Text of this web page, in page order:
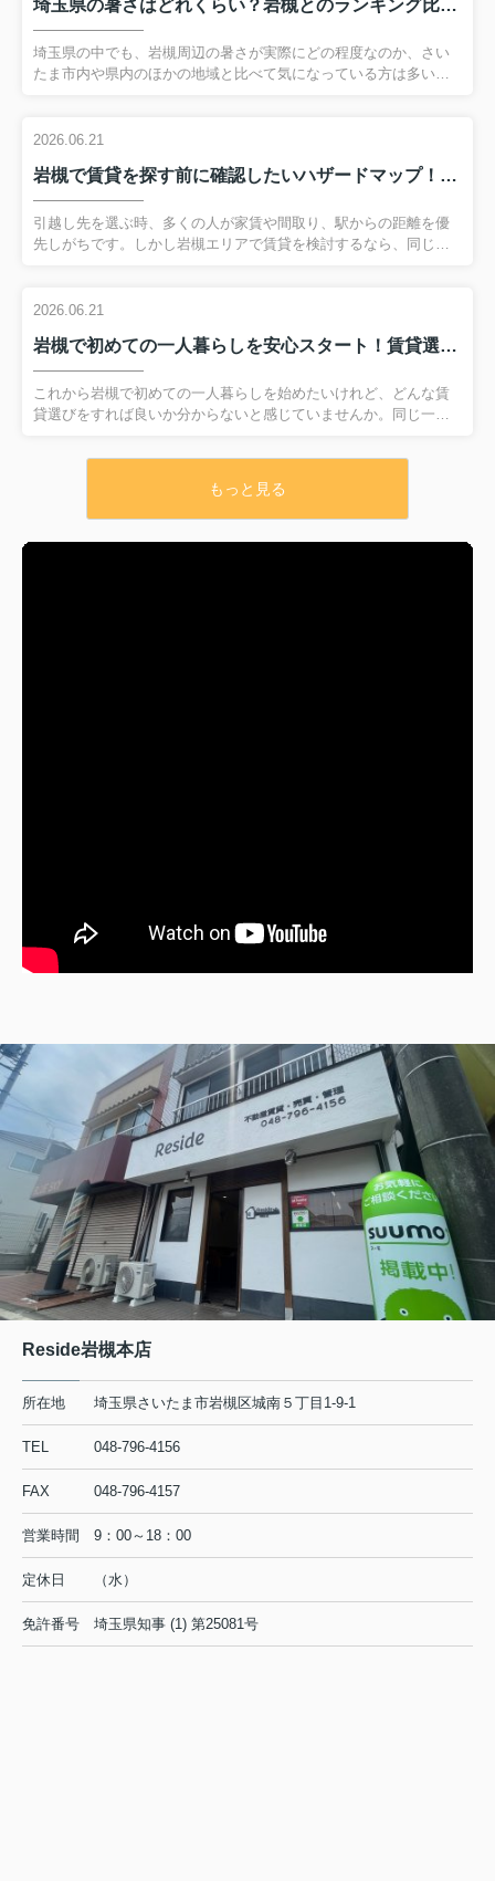
埼玉県の暑さはどれくらい？岩槻とのランキング比較で特徴を解説
埼玉県の中でも、岩槻周辺の暑さが実際にどの程度なのか、さい
たま市内や県内のほかの地域と比べて気になっている方は多いの
やすさは少しずつ変わります。そこで本記事では、気象庁の観測
ンキングの大まかな位置づけと、岩槻エリアの特徴をわかりやす
く整理していきます。通勤や通学、日々の買い物など、これから
の暮らしを具体的に思い浮かべながら読み進めていただくこと
で、岩槻での住まい選びを検討する際の判断材料として役立てて
2026.06.21
岩槻で賃貸を探す前に確認したいハザードマップ！安心して暮らすための災害リスク対策
引越し先を選ぶ時、多くの人が家賃や間取り、駅からの距離を優
先しがちです。しかし岩槻エリアで賃貸を検討するなら、同じく
めハザードマップを確認しておくことが、日々の安心につながり
マップの具体的な見方、そして賃貸選びのポイントまで、初めて
の方でも分かりやすいよう順を追って解説します。自分と家族を
守るために、引越し前にチェックしておきたいポイントを一緒に
整理していきましょう。 【目次】・岩槻で賃貸探し前に知るべき
2026.06.21
岩槻で初めての一人暮らしを安心スタート！賃貸選びのコツと予算の考え方を解説
これから岩槻で初めての一人暮らしを始めたいけれど、どんな賃
貸選びをすれば良いか分からないと感じていませんか。同じ一人
の暮らしやすさは大きく変わります。そこでこの記事では、岩槻
入居準備までを順番に分かりやすく解説します。初めての部屋探
しで失敗しないために、賃料相場の目安や予算シミュレーショ
ン、物件条件の考え方など、押さえておきたいポイントを具体的
もっと見る
Reside岩槻本店
所在地 埼玉県さいたま市岩槻区城南５丁目1-9-1
TEL 048-796-4156
FAX 048-796-4157
営業時間 9：00～18：00
定休日 （水）
免許番号 埼玉県知事 (1) 第25081号